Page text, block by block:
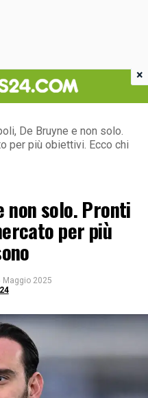
De Bruyne e non solo.
per più obiettivi. Ecco chi
non solo. Pronti
per più
Maggio 2025
×